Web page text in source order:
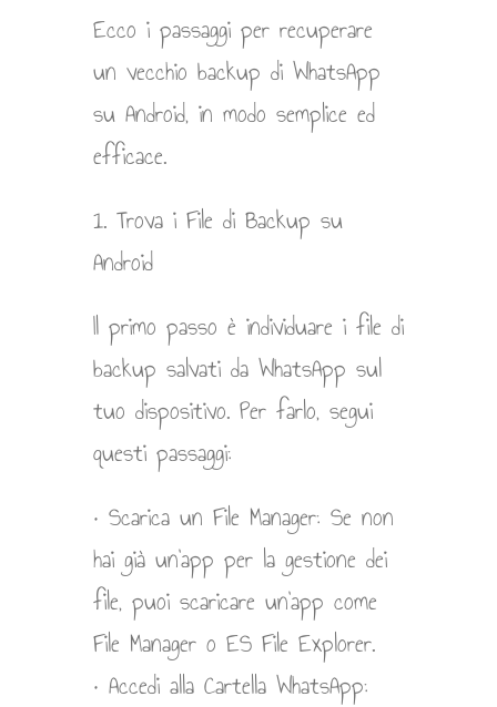
Ecco i passaggi per recuperare
un vecchio backup di WhatsApp
su Android, in modo semplice ed
efficace.
1. Trova i File di Backup su
Android
Il primo passo è individuare i file di
backup salvati da WhatsApp sul
tuo dispositivo. Per farlo, segui
questi passaggi:
• Scarica un File Manager: Se non
hai già un’app per la gestione dei
file, puoi scaricare un’app come
File Manager o ES File Explorer.
• Accedi alla Cartella WhatsApp: